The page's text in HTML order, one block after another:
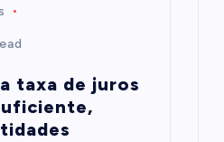
taxa de juros